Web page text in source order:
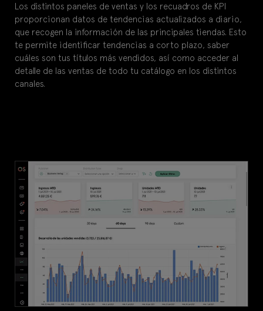
Los distintos paneles de ventas y los recuadros de KPI
proporcionan datos de tendencias actualizados a diario,
que recogen la información de las principales tiendas. Esto
te permite identificar tendencias a corto plazo, saber
cuáles son tus títulos más vendidos, así como acceder al
detalle de las ventas de todo tu catálogo en los distintos
canales.